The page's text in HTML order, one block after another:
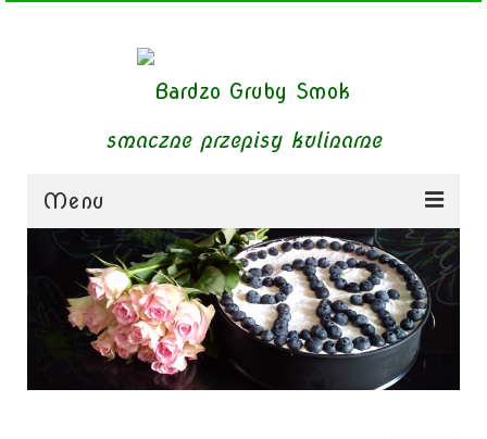
smaczne przepisy kulinarne
Menu
zupy
obiady
dania mięsne
dania bezmięsne